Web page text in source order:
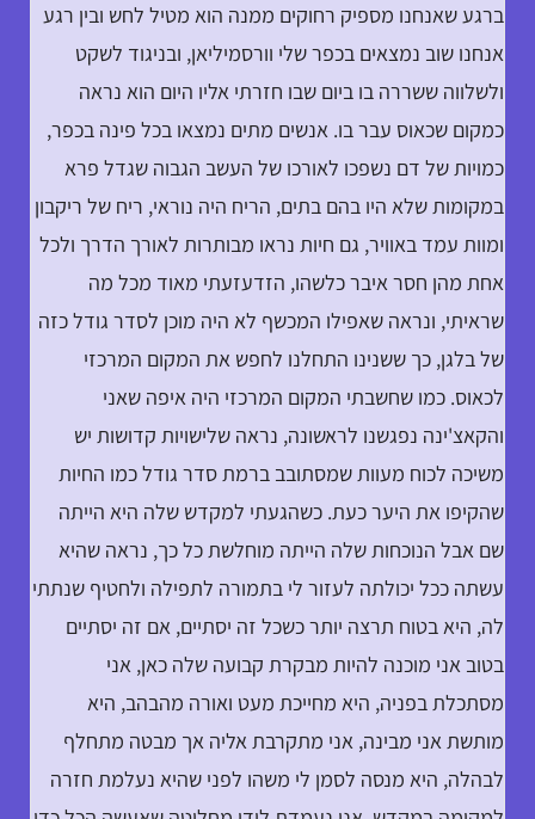
ברגע שאנחנו מספיק רחוקים ממנה הוא מטיל לחש ובין רגע
אנחנו שוב נמצאים בכפר שלי וורסמיליאן, ובניגוד לשקט
ולשלווה ששררה בו ביום שבו חזרתי אליו היום הוא נראה
כמקום שכאוס עבר בו. אנשים מתים נמצאו בכל פינה בכפר,
כמויות של דם נשפכו לאורכו של העשב הגבוה שגדל פרא
במקומות שלא היו בהם בתים, הריח היה נוראי, ריח של ריקבון
ומוות עמד באוויר, גם חיות נראו מבותרות לאורך הדרך ולכל
אחת מהן חסר איבר כלשהו, הזדעזעתי מאוד מכל מה
שראיתי, ונראה שאפילו המכשף לא היה מוכן לסדר גודל כזה
של בלגן, כך ששנינו התחלנו לחפש את המקום המרכזי
לכאוס. כמו שחשבתי המקום המרכזי היה איפה שאני
והקאצ'ינה נפגשנו לראשונה, נראה שלישויות קדושות יש
משיכה לכוח מעוות שמסתובב ברמת סדר גודל כמו החיות
שהקיפו את היער כעת. כשהגעתי למקדש שלה היא הייתה
שם אבל הנוכחות שלה הייתה מוחלשת כל כך, נראה שהיא
עשתה ככל יכולתה לעזור לי בתמורה לתפילה ולחטיף שנתתי
לה, היא בטוח תרצה יותר כשכל זה יסתיים, אם זה יסתיים
בטוב אני מוכנה להיות מבקרת קבועה שלה כאן, אני
מסתכלת בפניה, היא מחייכת מעט ואורה מהבהב, היא
מותשת אני מבינה, אני מתקרבת אליה אך מבטה מתחלף
לבהלה, היא מנסה לסמן לי משהו לפני שהיא נעלמת חזרה